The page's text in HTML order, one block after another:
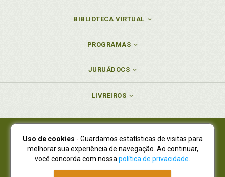
BIBLIOTECA VIRTUAL
PROGRAMAS
JURUÁDOCS
LIVREIROS
Juruá Editora Ltda., CNPJ 77.535.508/0001-19
Juruá Informática Ltda., CNPJ 01.701.561/0001-80
NOVO ENDEREÇO:R. Flávio Dallegrave, 7665, São Lourenço |
Curitiba - Paraná - CEP 82210-310
Uso de cookies - Guardamos estatísticas de visitas para
melhorar sua experiência de navegação. Ao continuar,
você concorda com nossa política de privacidade